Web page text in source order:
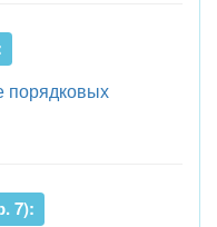
порядковых
7):